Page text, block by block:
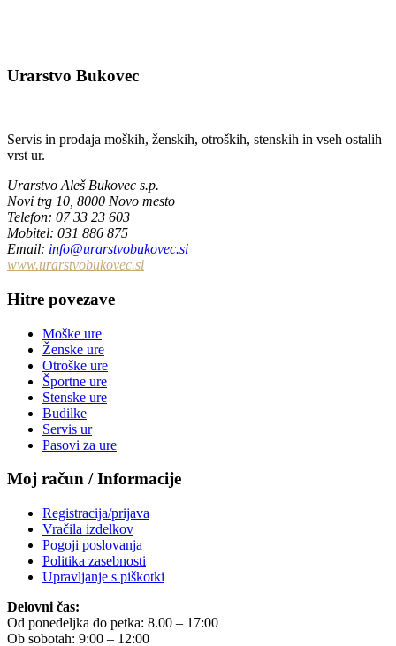
Urarstvo Bukovec
Servis in prodaja moških, ženskih, otroških, stenskih in vseh ostalih
vrst ur.
Urarstvo Aleš Bukovec s.p.
Novi trg 10, 8000 Novo mesto
Telefon: 07 33 23 603
Mobitel: 031 886 875
Email: info@urarstvobukovec.si
www.urarstvobukovec.si
Hitre povezave
Moške ure
Ženske ure
Otroške ure
Športne ure
Stenske ure
Budilke
Servis ur
Pasovi za ure
Moj račun / Informacije
Registracija/prijava
Vračila izdelkov
Pogoji poslovanja
Politika zasebnosti
Upravljanje s piškotki
Delovni čas:
Od ponedeljka do petka: 8.00 – 17:00
Ob sobotah: 9:00 – 12:00